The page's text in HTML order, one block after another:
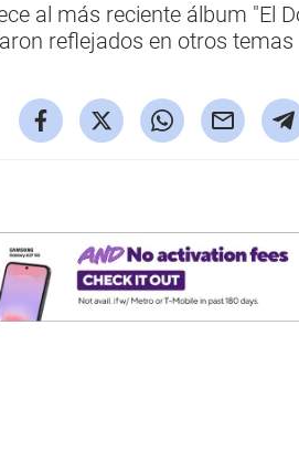
al más reciente álbum "El
reflejados en otros temas